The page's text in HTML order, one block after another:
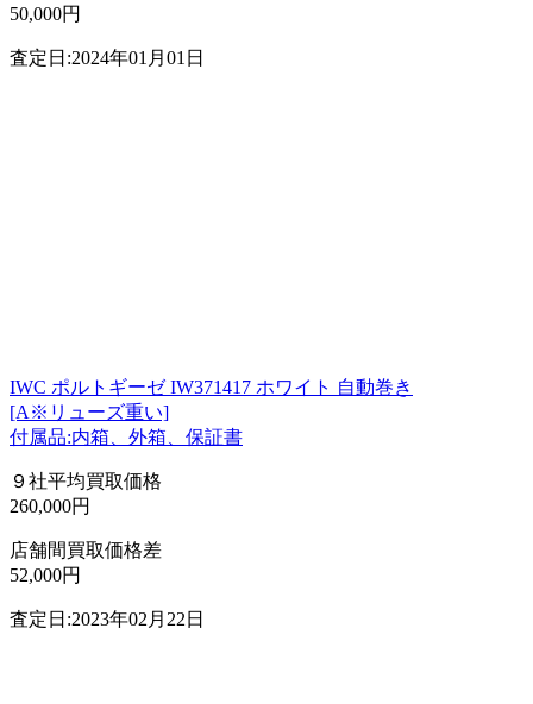
50,000円
査定日:2024年01月01日
IWC ポルトギーゼ IW371417 ホワイト 自動巻き
[A※リューズ重い]
付属品:内箱、外箱、保証書
９社平均買取価格
260,000円
店舗間買取価格差
52,000円
査定日:2023年02月22日